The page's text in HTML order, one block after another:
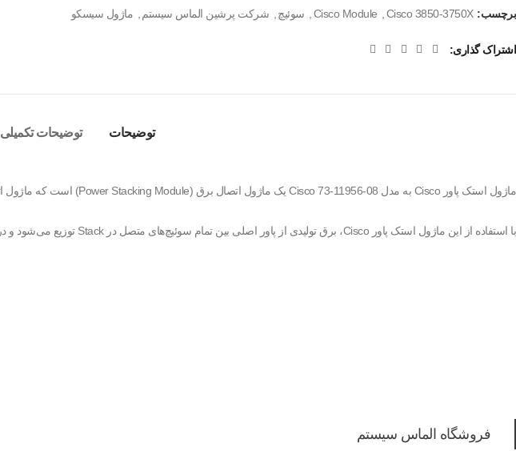
برچسب: Cisco 3850-3750X
Cisco Module سوئیچ شرکت پرشین الماس سیستم ماژول سیسکو
اشتراک گذاری
توضیحات توضیحات تکمیلی
ماژول استک پاور Cisco به مدل Cisco 73-11956-08 یک ماژول اتصال برق (Power Stacking Module) است که ماژول اتصال برق (Power Stacking Module) است که امکان اشتراک منبع تغذیه بین چند سوئیچ Catalyst 3850-3750X را فراهم می‌کند.
با استفاده از این ماژول استک پاور Cisco، برق تولیدی از پاور اصلی بین تمام سوئیچ‌های متصل در Stack توزیع می‌شود و در صورت خرابی یکی از منابع تغذیه، سایر دستگاه‌ها بدون قطعی به کار خود ادامه می‌دهند.
فروشگاه الماس سیستم